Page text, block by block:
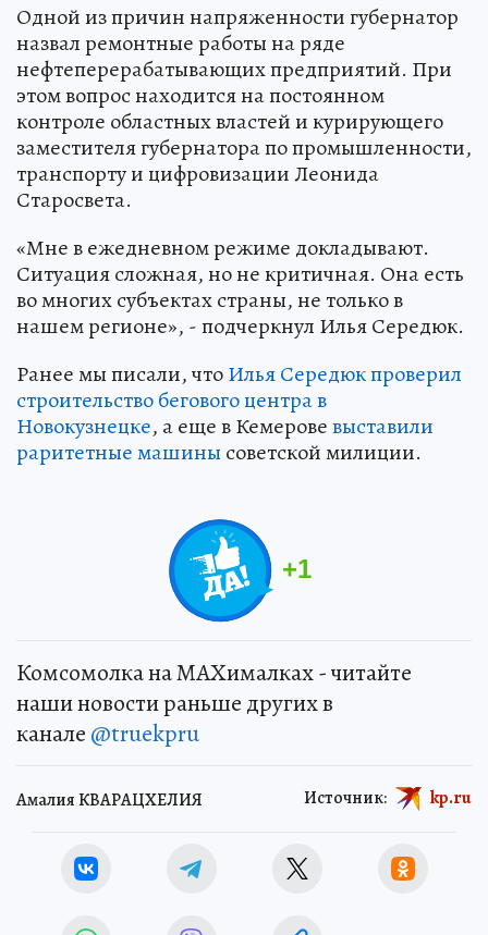
Одной из причин напряженности губернатор
назвал ремонтные работы на ряде
нефтеперерабатывающих предприятий. При
этом вопрос находится на постоянном
контроле областных властей и курирующего
заместителя губернатора по промышленности,
транспорту и цифровизации Леонида
Старосвета.
«Мне в ежедневном режиме докладывают.
Ситуация сложная, но не критичная. Она есть
во многих субъектах страны, не только в
нашем регионе», - подчеркнул Илья Середюк.
Ранее мы писали, чтоИлья Середюк проверил
строительство бегового центра в
Новокузнецке, а еще в Кемеровевыставили
раритетные машины советской милиции.
+1
Комсомолка на MAXималках - читайте
наши новости раньше других в
канале @truekpru
Амалия КВАРАЦХЕЛИЯ Источник: kp.ru